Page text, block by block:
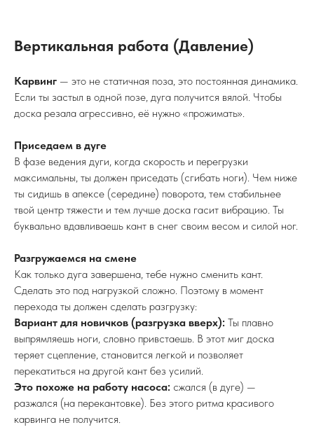
Вертикальная работа (Давление)
Карвинг — это не статичная поза, это постоянная динамика.
Если ты застыл в одной позе, дуга получится вялой. Чтобы
доска резала агрессивно, её нужно «прожимать».
Приседаем в дуге
В фазе ведения дуги, когда скорость и перегрузки
максимальны, ты должен приседать (сгибать ноги). Чем ниже
ты сидишь в апексе (середине) поворота, тем стабильнее
твой центр тяжести и тем лучше доска гасит вибрацию. Ты
буквально вдавливаешь кант в снег своим весом и силой ног.
Разгружаемся на смене
Как только дуга завершена, тебе нужно сменить кант.
Сделать это под нагрузкой сложно. Поэтому в момент
перехода ты должен сделать разгрузку:
Вариант для новичков (разгрузка вверх): Ты плавно
выпрямляешь ноги, словно привстаешь. В этот миг доска
теряет сцепление, становится легкой и позволяет
перекатиться на другой кант без усилий.
Это похоже на работу насоса: сжался (в дуге) —
разжался (на перекантовке). Без этого ритма красивого
карвинга не получится.